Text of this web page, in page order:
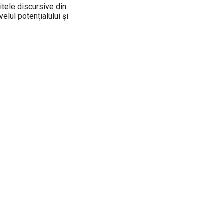
discursive din
potenţialului şi